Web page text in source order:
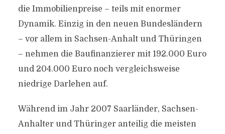
die Immobilienpreise – teils mit enormer
Dynamik. Einzig in den neuen Bundesländern
– vor allem in Sachsen-Anhalt und Thüringen
– nehmen die Baufinanzierer mit 192.000 Euro
und 204.000 Euro noch vergleichsweise
niedrige Darlehen auf.
Während im Jahr 2007 Saarländer, Sachsen-
Anhalter und Thüringer anteilig die meisten